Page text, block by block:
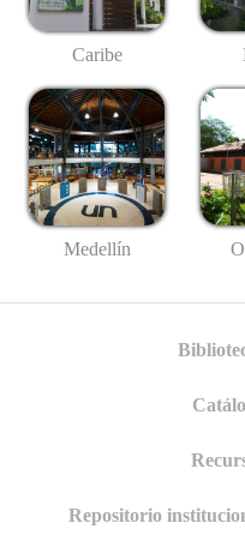
Caribe
Medellín
Repositorio